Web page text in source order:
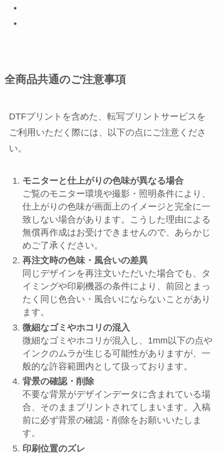
全商品共通のご注意事項
DTFプリントを含めた、転写プリントサービスを
ご利用いただく際には、以下の点にご注意くださ
い。
モニターと仕上がりの色味が異なる場合
ご覧のモニター環境や撮影・照明条件により、
仕上がりの色味が画面上のイメージと完全に一
致しない場合があります。こうした理由による
無償再作成はお受けできませんので、あらかじ
めご了承ください。
再注文時の色味・風合いの差異
同じデザインを再注文いただいた場合でも、タ
イミングや印刷機器の条件により、前回とまっ
たく同じ色合い・風合いにならないことがあり
ます。
微細なゴミやホコリの混入
微細なゴミやホコリが混入し、1mm以下の点や
インクのムラが生じる可能性がありますが、一
般的な許容範囲内として扱っております。
背景の確認・削除
不要な背景がデザインデータに含まれている場
合、そのままプリントされてしまいます。入稿
前に必ず背景の確認・削除をお願いいたしま
す。
印刷位置のズレ